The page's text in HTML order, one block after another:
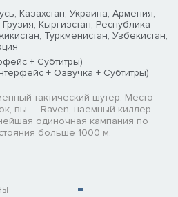
Казахстан, Украина, Армения,
Кыргизстан, Республика
Туркменистан, Узбекистан,
+ Субтитры)
+ Озвучка + Субтитры)
тактический шутер. Место
вы — Raven, наемный киллер-
одиночная кампания по
больше 1000 м.